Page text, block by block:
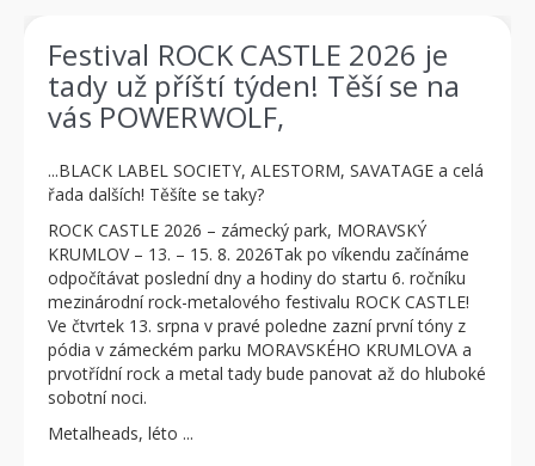
Festival ROCK CASTLE 2026 je
tady už příští týden! Těší se na
vás POWERWOLF,
...BLACK LABEL SOCIETY, ALESTORM, SAVATAGE a celá
řada dalších! Těšíte se taky?
ROCK CASTLE 2026 – zámecký park, MORAVSKÝ
KRUMLOV – 13. – 15. 8. 2026Tak po víkendu začínáme
odpočítávat poslední dny a hodiny do startu 6. ročníku
mezinárodní rock-metalového festivalu ROCK CASTLE!
Ve čtvrtek 13. srpna v pravé poledne zazní první tóny z
pódia v zámeckém parku MORAVSKÉHO KRUMLOVA a
prvotřídní rock a metal tady bude panovat až do hluboké
sobotní noci.
Metalheads, léto ...